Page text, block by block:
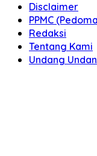
Disclaimer
PPMC
Redaksi
Tentang Kami
Undang